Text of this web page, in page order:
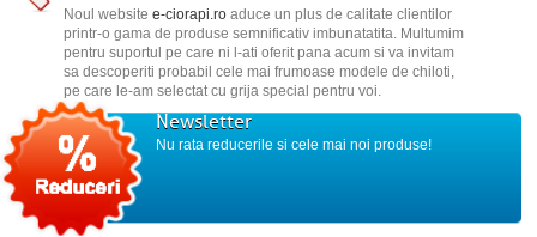
Noul website e-ciorapi.roaduce un plus de calitate clientilor
printr-o gama de produse semnificativ imbunatatita. Multumim
pentru suportul pe care ni l-ati oferit pana acum si va invitam
sa descoperiti probabil cele mai frumoase modele de chiloti,
pe care le-am selectat cu grija special pentru voi.
Newsletter
Nu rata reducerile si cele mai noi produse!